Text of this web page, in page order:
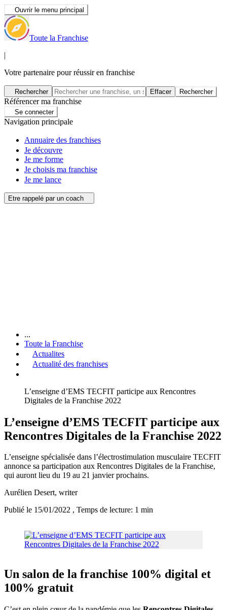
Ouvrir le menu principal
Toute la Franchise
|
Votre partenaire pour réussir en franchise
Rechercher Effacer Rechercher
Référencer ma franchise
Se connecter
Navigation principale
Annuaire des franchises
Je découvre
Je me forme
Je choisis ma franchise
Je me lance
Etre rappelé par un coach
...
Toute la Franchise
Actualites
Actualité des franchises
L’enseigne d’EMS TECFIT participe aux Rencontres
Digitales de la Franchise 2022
L’enseigne d’EMS TECFIT participe aux
Rencontres Digitales de la Franchise 2022
L’enseigne spécialisée dans l’électrostimulation musculaire TECFIT
annonce sa participation aux Rencontres Digitales de la Franchise,
qui auront lieu du 19 au 21 janvier prochains.
Aurélien Desert, writer
Publié le 15/01/2022 , Temps de lecture: 1 min
Un salon de la franchise 100% digital et
100% gratuit